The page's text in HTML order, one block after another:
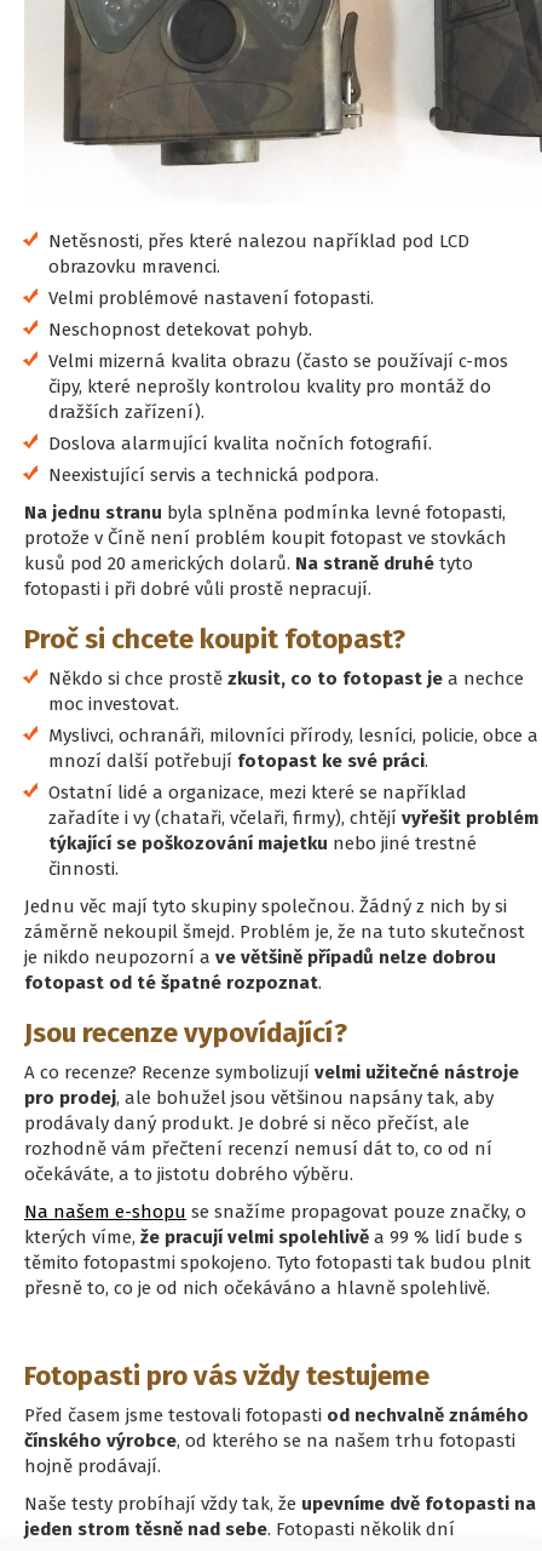
Netěsnosti, přes které nalezou například pod LCD
obrazovku mravenci.
Velmi problémové nastavení fotopasti.
Neschopnost detekovat pohyb.
Velmi mizerná kvalita obrazu (často se používají c-mos
čipy, které neprošly kontrolou kvality pro montáž do
dražších zařízení).
Doslova alarmující kvalita nočních fotografií.
Neexistující servis a technická podpora.
Na jednu stranu byla splněna podmínka levné fotopasti,
protože v Číně není problém koupit fotopast ve stovkách
kusů pod 20 amerických dolarů. Na straně druhé tyto
fotopasti i při dobré vůli prostě nepracují.
Proč si chcete koupit fotopast?
Někdo si chce prostě zkusit, co to fotopast je a nechce
moc investovat.
Myslivci, ochranáři, milovníci přírody, lesníci, policie, obce a
mnozí další potřebují fotopast ke své práci.
Ostatní lidé a organizace, mezi které se například
zařadíte i vy (chataři, včelaři, firmy), chtějí vyřešit problém
týkající se poškozování majetku nebo jiné trestné
činnosti.
Jednu věc mají tyto skupiny společnou. Žádný z nich by si
záměrně nekoupil šmejd. Problém je, že na tuto skutečnost
je nikdo neupozorní a ve většině případů nelze dobrou
fotopast od té špatné rozpoznat.
Jsou recenze vypovídající?
A co recenze? Recenze symbolizují velmi užitečné nástroje
pro prodej, ale bohužel jsou většinou napsány tak, aby
prodávaly daný produkt. Je dobré si něco přečíst, ale
rozhodně vám přečtení recenzí nemusí dát to, co od ní
očekáváte, a to jistotu dobrého výběru.
Na našem e-shopu se snažíme propagovat pouze značky, o
kterých víme, že pracují velmi spolehlivě a 99 % lidí bude s
těmito fotopastmi spokojeno. Tyto fotopasti tak budou plnit
přesně to, co je od nich očekáváno a hlavně spolehlivě.
Fotopasti pro vás vždy testujeme
Před časem jsme testovali fotopasti od nechvalně známého
čínského výrobce, od kterého se na našem trhu fotopasti
hojně prodávají.
Naše testy probíhají vždy tak, že upevníme dvě fotopasti na
jeden strom těsně nad sebe. Fotopasti několik dní